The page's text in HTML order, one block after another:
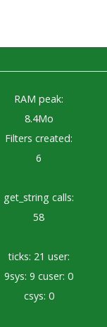
RAM peak:
8.4Mo
Filters created:
6
get_string calls:
58
ticks: 21 user:
9sys: 9 cuser: 0
csys: 0